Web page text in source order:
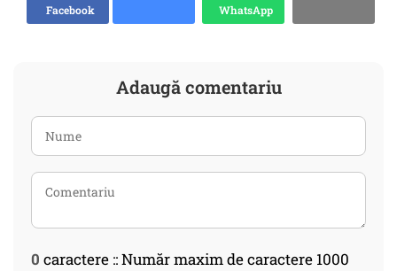
Facebook
WhatsApp
Adaugă comentariu
0 caractere :: Număr maxim de caractere 1000